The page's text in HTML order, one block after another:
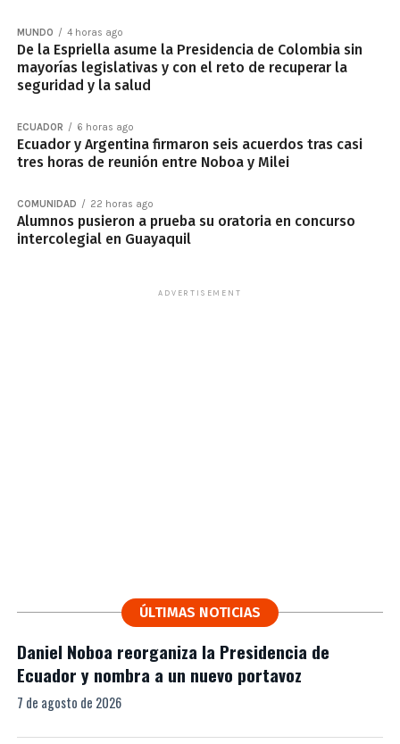
MUNDO 4 horas ago
De la Espriella asume la Presidencia de Colombia sin
mayorías legislativas y con el reto de recuperar la
seguridad y la salud
ECUADOR 6 horas ago
Ecuador y Argentina firmaron seis acuerdos tras casi
tres horas de reunión entre Noboa y Milei
COMUNIDAD 22 horas ago
Alumnos pusieron a prueba su oratoria en concurso
intercolegial en Guayaquil
ADVERTISEMENT
ÚLTIMAS NOTICIAS
Daniel Noboa reorganiza la Presidencia de
Ecuador y nombra a un nuevo portavoz
7 de agosto de 2026